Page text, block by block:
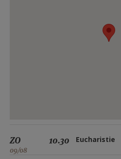
ZO
09/08
10.30 Eucharistie